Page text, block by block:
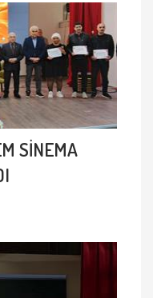
SİNEMA